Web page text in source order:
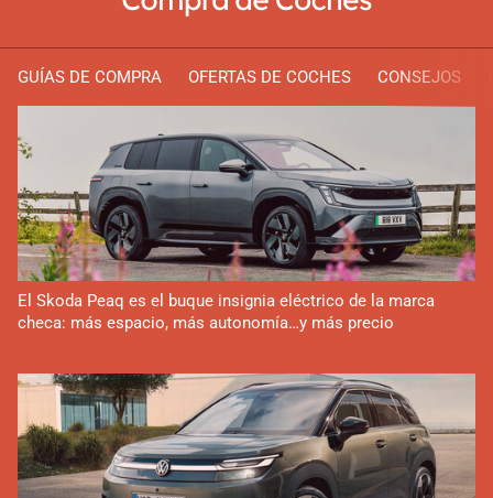
GUÍAS DE COMPRA OFERTAS DE COCHES CONSEJOS
El Skoda Peaq es el buque insignia eléctrico de la marca
checa: más espacio, más autonomía…y más precio